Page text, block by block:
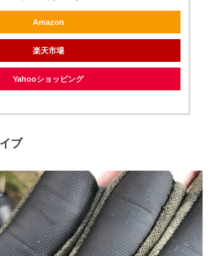
Amazon
楽天市場
Yahooショッピング
ブ